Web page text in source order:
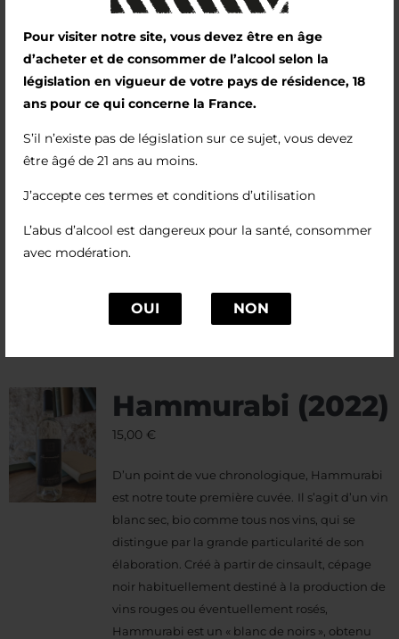
Pour visiter notre site, vous devez être en âge
d’acheter et de consommer de l’alcool selon la
législation en vigueur de votre pays de résidence, 18
ans pour ce qui concerne la France.
S’il n’existe pas de législation sur ce sujet, vous devez
être âgé de 21 ans au moins.
J’accepte ces termes et conditions d’utilisation
L’abus d’alcool est dangereux pour la santé, consommer
avec modération.
OUI NON
sélectionnées pour leur capacité à révéler les
vins sans les écraser.
Voilà aujourd’hui le résultat de ce travail, avec
un vin élégant qui développe une palette
soutenue par des notes épicées. Le corps
présente des notes boisées harmonieuses.
Ce vin s’apprécie déjà aujourd’hui, mais si vous
en avez la patience, il saura encore développer
de nouveaux arômes dans quelques années.
Hammurabi (2022)
15,00 €
D’un point de vue chronologique, Hammurabi
est notre toute première cuvée. Il s’agit d’un vin
blanc sec, bio comme tous nos vins, qui se
distingue par la grande particularité de son
élaboration. Créé à partir de cinsault, cépage
noir habituellement destiné à la production de
vins rouges ou éventuellement rosés,
Hammurabi est un « blanc de noirs », obtenu